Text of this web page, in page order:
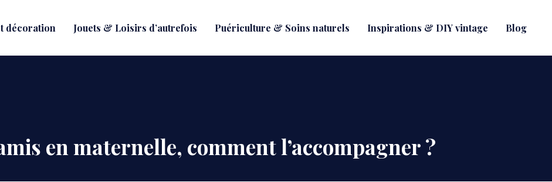
décoration Jouets & Loisirs d’autrefois Puériculture & Soins naturels Inspirations & DIY vintage Blog
en maternelle, comment l’accompagner ?